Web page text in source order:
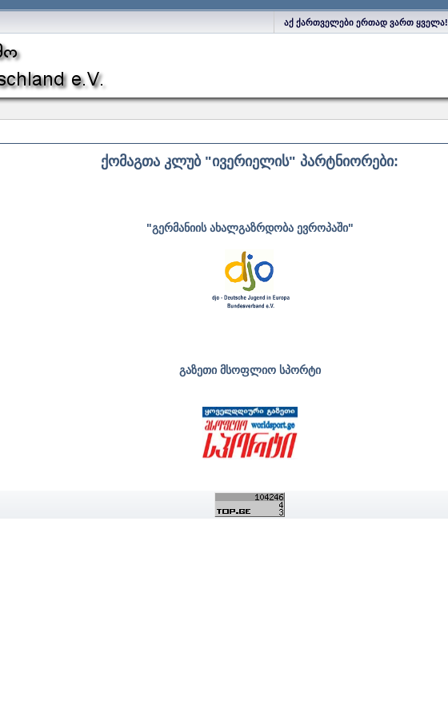
აქ ქართველები ერთად ვართ ყველა!
ქომაგთა კლუბ "ივერიელის" პარტნიორები:
"გერმანიის ახალგაზრდობა ევროპაში"
გაზეთი მსოფლიო სპორტი